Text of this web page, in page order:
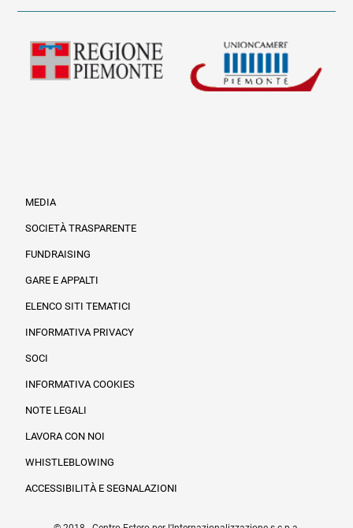
MEDIA
SOCIETÀ TRASPARENTE
FUNDRAISING
GARE E APPALTI
ELENCO SITI TEMATICI
INFORMATIVA PRIVACY
SOCI
INFORMATIVA COOKIES
NOTE LEGALI
LAVORA CON NOI
WHISTLEBLOWING
ACCESSIBILITÀ E SEGNALAZIONI